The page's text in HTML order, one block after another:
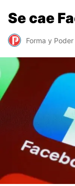
Se cae
Forma y Poder